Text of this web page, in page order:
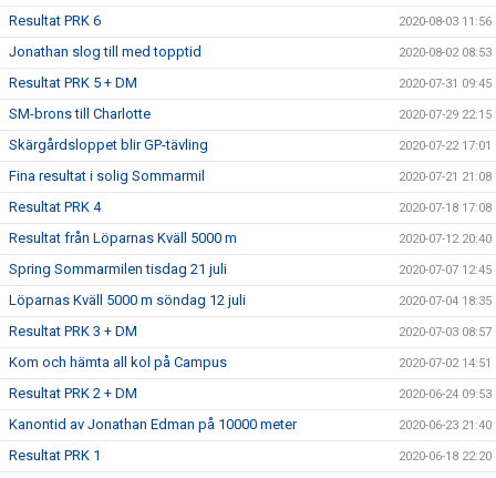
Resultat PRK 6 2020-08-03 11:56
Jonathan slog till med topptid 2020-08-02 08:53
Resultat PRK 5 + DM 2020-07-31 09:45
SM-brons till Charlotte 2020-07-29 22:15
Skärgårdsloppet blir GP-tävling 2020-07-22 17:01
Fina resultat i solig Sommarmil 2020-07-21 21:08
Resultat PRK 4 2020-07-18 17:08
Resultat från Löparnas Kväll 5000 m 2020-07-12 20:40
Spring Sommarmilen tisdag 21 juli 2020-07-07 12:45
Löparnas Kväll 5000 m söndag 12 juli 2020-07-04 18:35
Resultat PRK 3 + DM 2020-07-03 08:57
Kom och hämta all kol på Campus 2020-07-02 14:51
Resultat PRK 2 + DM 2020-06-24 09:53
Kanontid av Jonathan Edman på 10000 meter 2020-06-23 21:40
Resultat PRK 1 2020-06-18 22:20